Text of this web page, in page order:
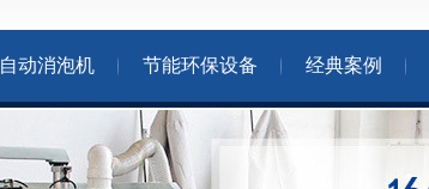
动消泡机 节能环保设备 经典案例